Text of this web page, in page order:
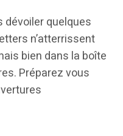
dévoiler quelques
n’atterrissent
bien dans la boîte
Préparez vous